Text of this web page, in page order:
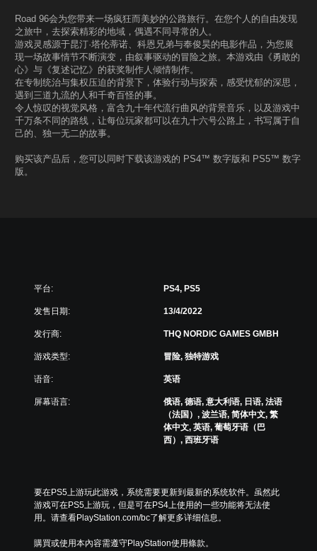
Road 96会为您带来一场疯狂而美妙的公路旅行。在您个人的自由发现
之旅中，去探索精彩的地域，偶遇不同寻常的人。
游戏灵感源于昆汀·塔伦蒂诺、科恩兄弟与奉俊昊的电影作品，为您展
现一场故事情节不断演变，由叙事驱动的冒险之旅。本游戏由《勇敢的
心》与《复述记忆》的获奖制作人倾情制作。
在专制统治与集权压迫的背景下，体验行动与探索，感受忧郁的深思，
遇到三道九流的人和千奇百怪的事。
令人惊叹的视觉风格，富含九十年代流行曲风的背景音乐，以及游戏中
千万条不同的路线，让每位玩家都可以在九十六号公路上，书写属于自
己的、独一无二的故事。
购买该产品后，您可以同时下载该游戏的 PS4™ 数字版和 PS5™ 数字
版。
平台: PS4, PS5
发售日期: 13/4/2022
发行商: THQ NORDIC GAMES GMBH
游戏类型: 冒险, 独特游戏
语音: 英语
屏幕语言:
俄语, 德语, 意大利语, 日语, 法语
（法国）, 波兰语, 简体中文, 繁
体中文, 英语, 葡萄牙语（巴
西）, 西班牙语
要在PS5上游玩此游戏，系统需要更新到最新的系统软件。虽然此
游戏可在PS5上游玩，但是可在PS4上使用的一些功能将无法使
用。请查看PlayStation.com/bc了解更多详细信息。
購買或使用本內容需遵守PlayStation使用條款。